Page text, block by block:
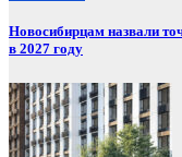
Новосибирцам назвали
в 2027 году